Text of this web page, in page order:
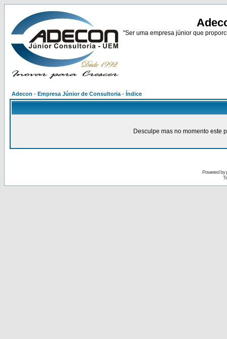
"Ser uma empresa júnior que
Adecon - Empresa Júnior de Consultoria - Índice
Desculpe mas no momento este
Powered by